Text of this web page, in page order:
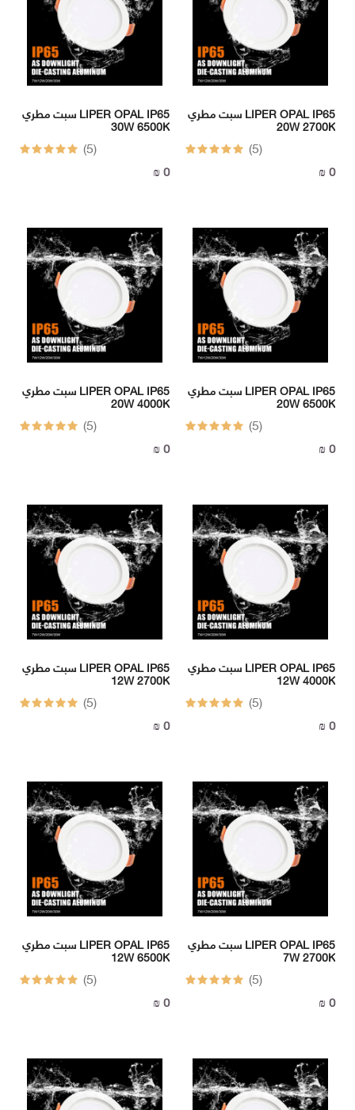
سبت مطري LIPER OPAL IP65
30W 6500K
(5)
0 ₪
سبت مطري LIPER OPAL IP65
20W 2700K
(5)
0 ₪
سبت مطري LIPER OPAL IP65
20W 4000K
(5)
0 ₪
سبت مطري LIPER OPAL IP65
20W 6500K
(5)
0 ₪
سبت مطري LIPER OPAL IP65
12W 2700K
(5)
0 ₪
سبت مطري LIPER OPAL IP65
12W 4000K
(5)
0 ₪
سبت مطري LIPER OPAL IP65
12W 6500K
(5)
0 ₪
سبت مطري LIPER OPAL IP65
7W 2700K
(5)
0 ₪
-
BOX
: